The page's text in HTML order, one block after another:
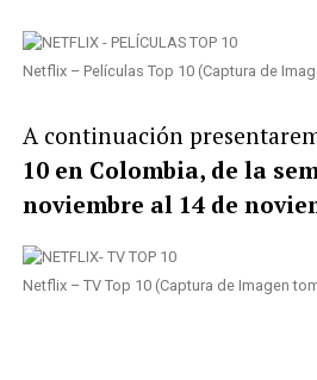
Netflix – Películas Top 10 (Captura de
A continuación
10 en Colombia, de la
noviembre al 14 de
Netflix – TV Top 10 (Captura de Imagen